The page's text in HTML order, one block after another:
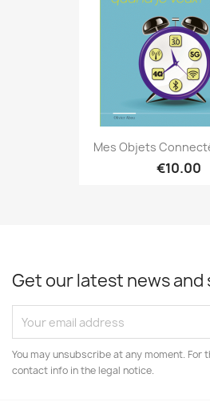
Mes Objets
€10.00
Get our latest news and
You may unsubscribe at any moment.
contact info in the legal notice.